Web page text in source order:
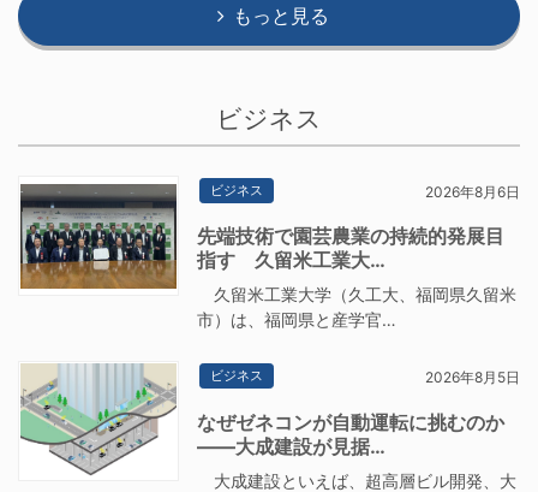
もっと見る
ビジネス
ビジネス 2026年8月6日
先端技術で園芸農業の持続的発展目
指す 久留米工業大…
久留米工業大学（久工大、福岡県久留米
市）は、福岡県と産学官…
ビジネス 2026年8月5日
なぜゼネコンが自動運転に挑むのか
――大成建設が見据…
大成建設といえば、超高層ビル開発、大